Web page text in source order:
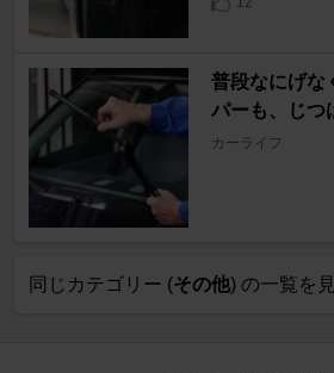
普段なにげな
パーも、じつ
カーライフ
同じカテゴリー (その他) の一覧を